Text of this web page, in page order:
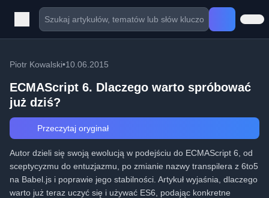
Piotr Kowalski•10.06.2015
ECMAScript 6. Dlaczego warto spróbować
już dziś?
Przeczytaj oryginał
Autor dzieli się swoją ewolucją w podejściu do ECMAScript 6, od
sceptycyzmu do entuzjazmu, po zmianie nazwy transpilera z 6to5
na Babel.js i poprawie jego stabilności. Artykuł wyjaśnia, dlaczego
warto już teraz uczyć się i używać ES6, podając konkretne